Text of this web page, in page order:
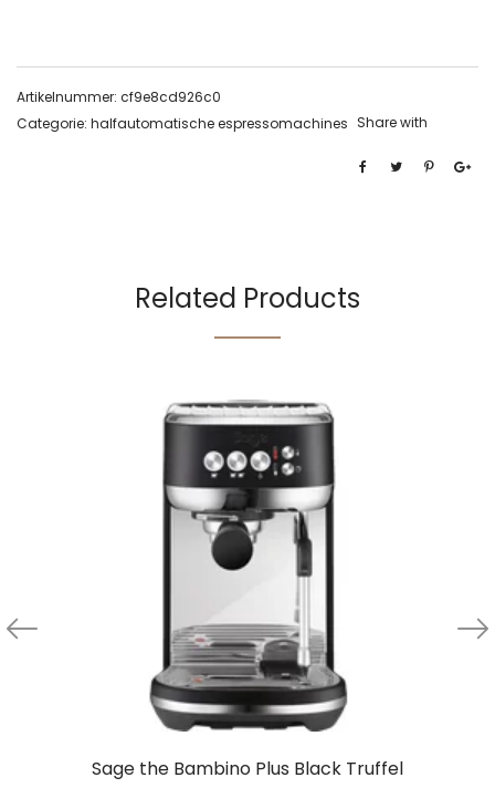
Artikelnummer: cf9e8cd926c0
Categorie: halfautomatische espressomachines Share with
Related Products
Sage the Bambino Plus Black Truffel